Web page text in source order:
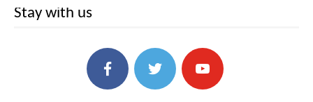
Stay with us